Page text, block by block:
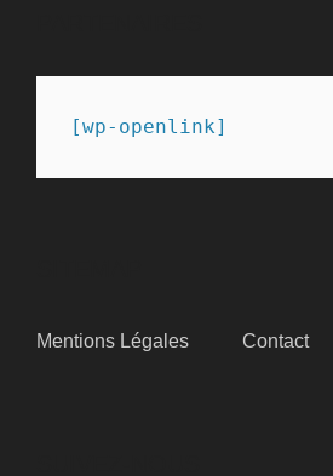
[wp-openlink]
Mentions Légales Contact